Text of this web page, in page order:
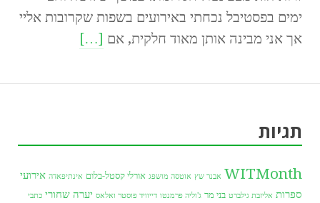
ימים בפסטיבל נכחתי באירועים בשפות שקרובות אליי
אך אני מבינה אותן מאוד חלקית, אם […]
תגיות
WITMonth אבנר שץ אוטסה מושפג אורלי קסטל-בלום אינתיפאדה אירועי
ספרות אליזבת גילברט בני מר ג'וליה פרמנטו דייוויד פוסטר ואלאס יערה שחורי כתבי